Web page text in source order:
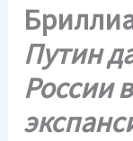
Путин
России